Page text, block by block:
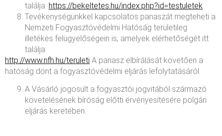
találja: https://bekeltetes.hu/index.php?id=testuletek
Tevékenységünkkel kapcsolatos panaszát megteheti a
Nemzeti Fogyasztóvédelmi Hatóság területileg
illetékes felügyelőségein is, amelyek elérhetőségét itt
találja:
http://www.nfh.hu/teruleti A panasz elbírálását követően a
hatóság dönt a fogyasztóvédelmi eljárás lefolytatásáról.
A Vásárló jogosult a fogyasztói jogvitából származó
követelésének bíróság előtti érvényesítésére polgári
eljárás keretében.